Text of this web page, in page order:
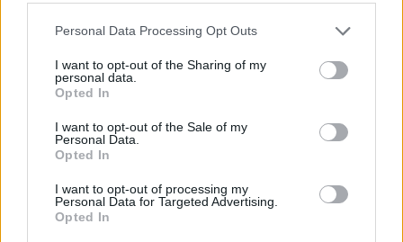
Please note that this website/app uses one or more Google
not limited to your visit or usage behaviour. You may click to
grant or deny consent to Google and its third-party tags to
use your data for below specified purposes in below Google
consent section.
Personal Data Processing Opt Outs
I want to opt-out of the Sharing of my
personal data.
Opted In
I want to opt-out of the Sale of my
Personal Data.
Opted In
I want to opt-out of processing my
Personal Data for Targeted Advertising.
Opted In
Kövess minket, és értesülj a friss hírekről a
FÓKUSZ #